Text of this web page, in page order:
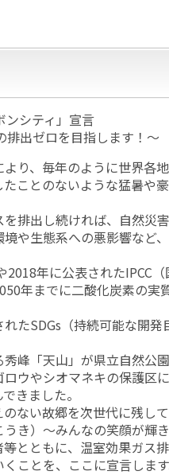
ンシティ」宣言
排出ゼロを目指します！～
り、毎年のように世界各
ことのないような猛暑や
排出し続ければ、自然災
や生態系への悪影響など
年に公表されたIPCC
年までに二酸化炭素の実
たSDGs（持続可能な開発
峰「天山」が県立自然公
ウやシオマネキの保護区
きました。
ない故郷を次世代に残し
き）～みんなの笑顔が輝
とともに、温室効果ガス
ことを、ここに宣言します